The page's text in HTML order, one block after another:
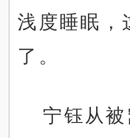
浅度睡眠，
了。
宁钰从